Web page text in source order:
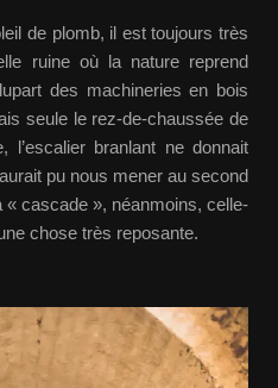
de plomb, il est toujours très
ruine où la nature reprend
des machineries en bois
seule le rez-de-chaussée de
l’escalier branlant ne donnait
pu nous mener au second
« cascade », néanmoins, celle-
chose très reposante.